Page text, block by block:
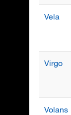
Vela
Virgo
Volans